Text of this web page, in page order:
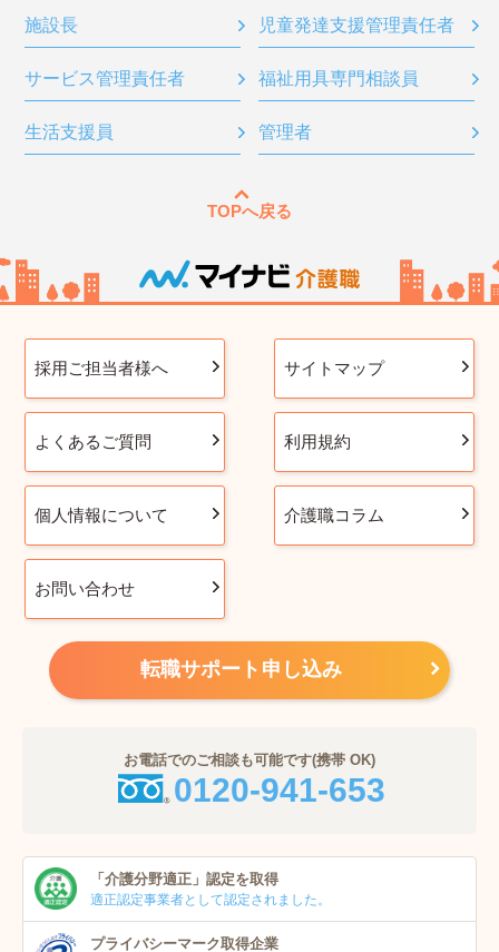
施設長 児童発達支援管理責任者
サービス管理責任者 福祉用具専門相談員
生活支援員 管理者
TOPへ戻る
採用ご担当者様へ サイトマップ
よくあるご質問 利用規約
個人情報について 介護職コラム
お問い合わせ
転職サポート申し込み
お電話でのご相談も可能です(携帯 OK)
0120-941-653
「介護分野適正」 認定を取得
適正認定事業者として認定されました。
プライバシーマーク取得企業